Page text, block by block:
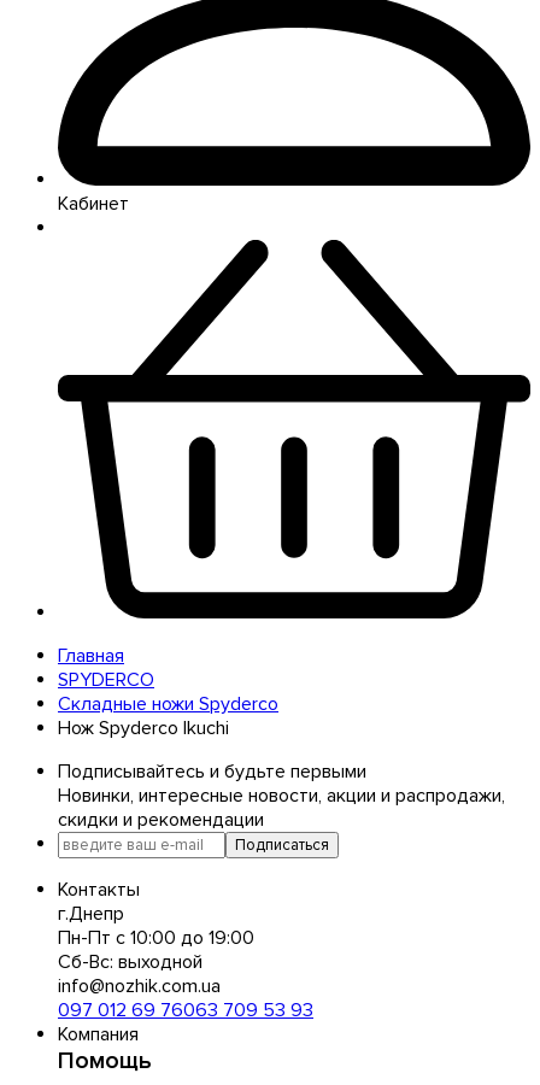
Кабинет
Главная
SPYDERCO
Складные ножи Spyderco
Нож Spyderco Ikuchi
Подписывайтесь и будьте первыми
Новинки, интересные новости, акции и распродажи,
скидки и рекомендации
Подписаться
Контакты
г.Днепр
Пн-Пт с 10:00 до 19:00
Сб-Вс: выходной
info@nozhik.com.ua
097 012 69 76063 709 53 93
Компания
Помощь